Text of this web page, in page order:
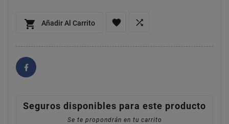
 Añadir Al Carrito  
Seguros disponibles para este producto
Se te propondrán en tu carrito